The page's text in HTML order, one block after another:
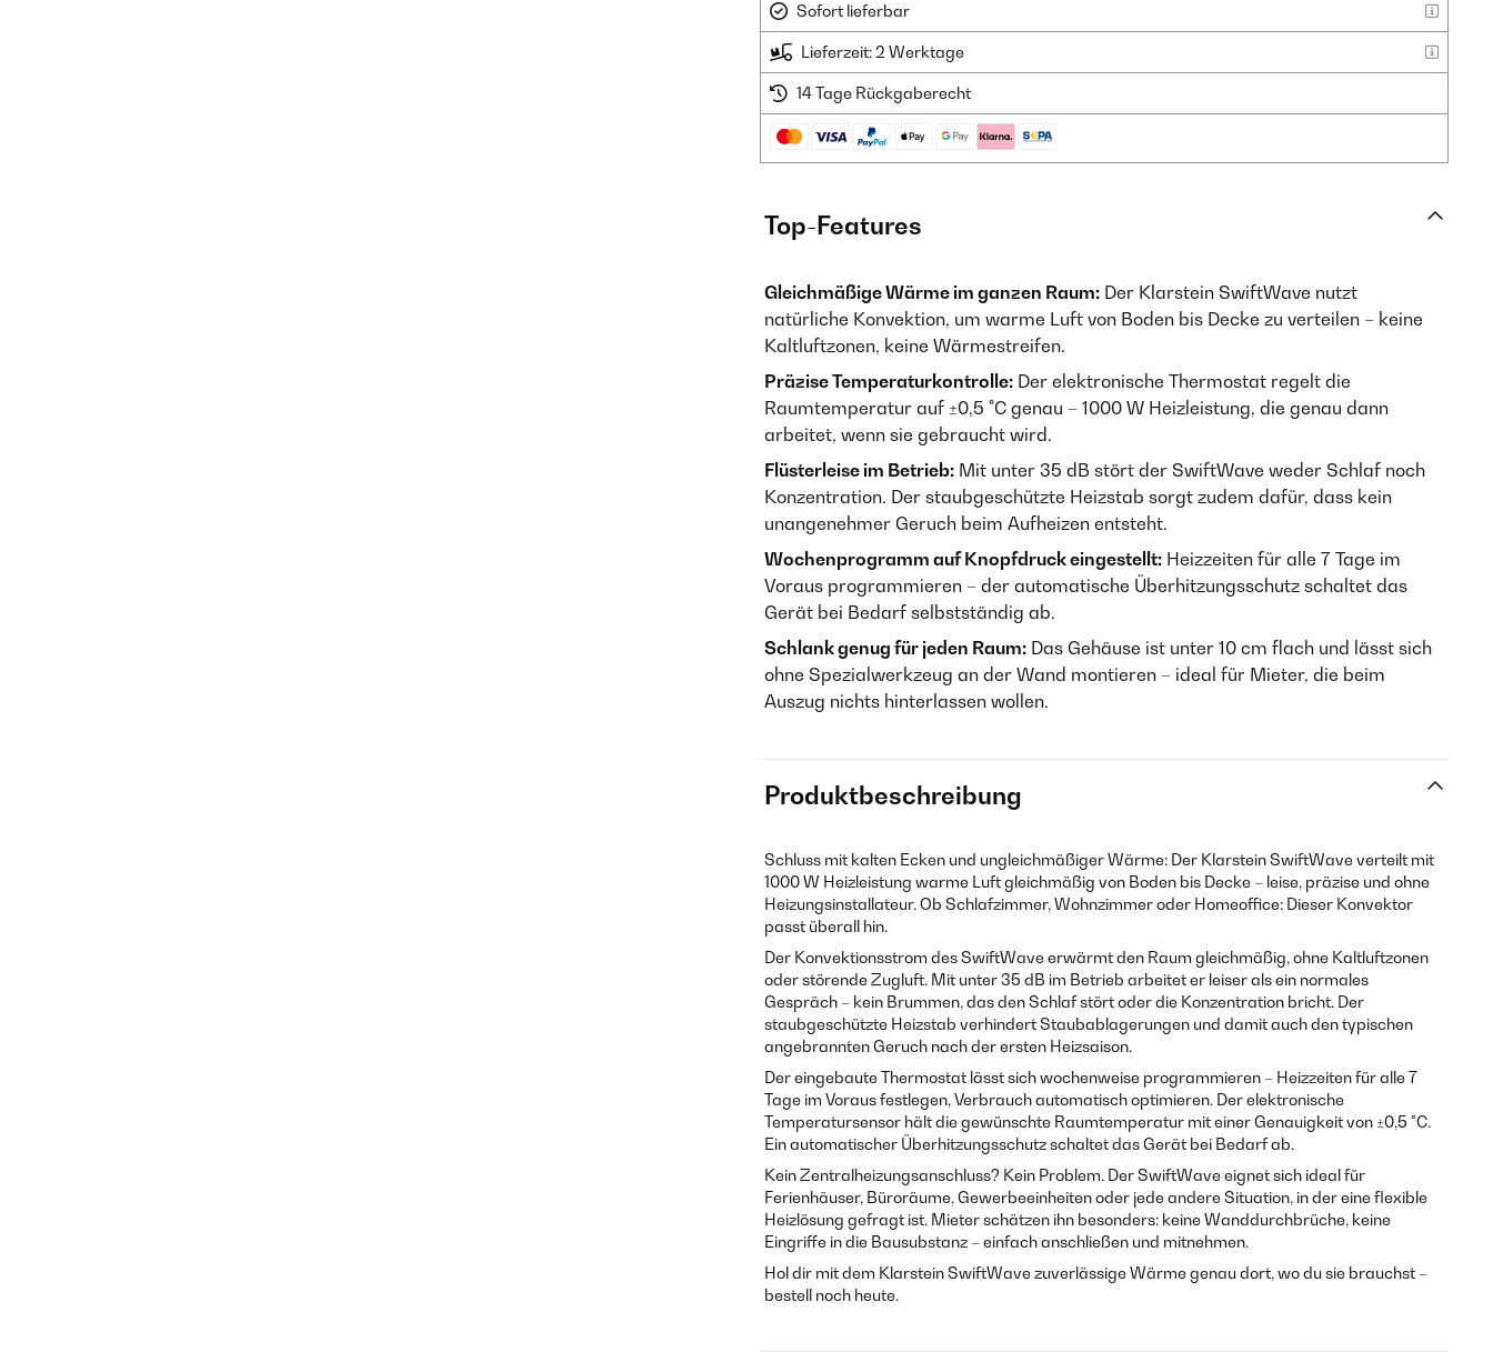
Sofort lieferbar
Lieferzeit: 2 Werktage
14 Tage Rückgaberecht
Top-Features
Gleichmäßige Wärme im ganzen Raum: Der Klarstein SwiftWave nutzt
natürliche Konvektion, um warme Luft von Boden bis Decke zu verteilen – keine
Kaltluftzonen, keine Wärmestreifen.
Präzise Temperaturkontrolle: Der elektronische Thermostat regelt die
Raumtemperatur auf ±0,5 °C genau – 1000 W Heizleistung, die genau dann
arbeitet, wenn sie gebraucht wird.
Flüsterleise im Betrieb: Mit unter 35 dB stört der SwiftWave weder Schlaf noch
Konzentration. Der staubgeschützte Heizstab sorgt zudem dafür, dass kein
unangenehmer Geruch beim Aufheizen entsteht.
Wochenprogramm auf Knopfdruck eingestellt: Heizzeiten für alle 7 Tage im
Voraus programmieren – der automatische Überhitzungsschutz schaltet das
Gerät bei Bedarf selbstständig ab.
Schlank genug für jeden Raum: Das Gehäuse ist unter 10 cm flach und lässt sich
ohne Spezialwerkzeug an der Wand montieren – ideal für Mieter, die beim
Auszug nichts hinterlassen wollen.
Produktbeschreibung
Schluss mit kalten Ecken und ungleichmäßiger Wärme: Der Klarstein SwiftWave verteilt mit
1000 W Heizleistung warme Luft gleichmäßig von Boden bis Decke – leise, präzise und ohne
Heizungsinstallateur. Ob Schlafzimmer, Wohnzimmer oder Homeoffice: Dieser Konvektor
passt überall hin.
Der Konvektionsstrom des SwiftWave erwärmt den Raum gleichmäßig, ohne Kaltluftzonen
oder störende Zugluft. Mit unter 35 dB im Betrieb arbeitet er leiser als ein normales
Gespräch – kein Brummen, das den Schlaf stört oder die Konzentration bricht. Der
staubgeschützte Heizstab verhindert Staubablagerungen und damit auch den typischen
angebrannten Geruch nach der ersten Heizsaison.
Der eingebaute Thermostat lässt sich wochenweise programmieren – Heizzeiten für alle 7
Tage im Voraus festlegen, Verbrauch automatisch optimieren. Der elektronische
Temperatursensor hält die gewünschte Raumtemperatur mit einer Genauigkeit von ±0,5 °C.
Ein automatischer Überhitzungsschutz schaltet das Gerät bei Bedarf ab.
Kein Zentralheizungsanschluss? Kein Problem. Der SwiftWave eignet sich ideal für
Ferienhäuser, Büroräume, Gewerbeeinheiten oder jede andere Situation, in der eine flexible
Heizlösung gefragt ist. Mieter schätzen ihn besonders: keine Wanddurchbrüche, keine
Eingriffe in die Bausubstanz – einfach anschließen und mitnehmen.
Hol dir mit dem Klarstein SwiftWave zuverlässige Wärme genau dort, wo du sie brauchst –
bestell noch heute.